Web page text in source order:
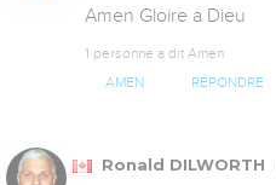
Amen Gloire a Dieu
1 personne a dit Amen
AMEN RÉPONDRE
Ronald DILWORTH